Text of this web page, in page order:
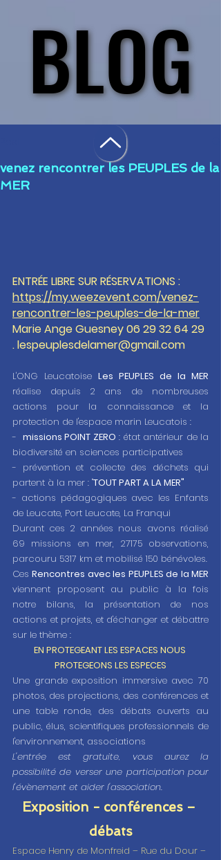
BLOG
BLOG
venez rencontrer les PEUPLES de la
MER
ENTRÉE LIBRE SUR RÉSERVATIONS :
https://my.weezevent.com/venez-
rencontrer-les-peuples-de-la-mer
Marie Ange Guesney 06 29 32 64 29
. lespeuplesdelamer@gmail.com
L'ONG Leucatoise Les PEUPLES de la MER
réalise depuis 2 ans de nombreuses
actions pour la connaissance et la
protection de l'espace marin Leucatois :
- missions POINT ZERO : état antérieur de la
biodiversité en sciences participatives
- prévention et collecte des déchets qui
partent à la mer : "TOUT PART A LA MER"
- actions pédagogiques avec les Enfants
de Leucate, Port Leucate, La Franqui
Durant ces 2 années nous avons réalisé
69 missions en mer, 27175 observations,
parcouru 5317 km et mobilisé 150 bénévoles.
Ces Rencontres avec les PEUPLES de la MER
viennent proposent au public à la fois
notre bilans, la présentation de nos
actions et projets, et d'échanger et débattre
sur le thème :
EN PROTEGEANT LES ESPACES NOUS
PROTEGEONS LES ESPECES
Une grande exposition immersive avec 70
photos, des projections, des conférences et
une table ronde, des débats ouverts au
public, élus, scientifiques professionnels de
l'environnement, associations
L'entrée est gratuite, vous aurez la
possibilité de verser une participation pour
l'évènement et aider l'association.
Exposition - conférences –
débats
Espace Henry de Monfreid – Rue du Dour –